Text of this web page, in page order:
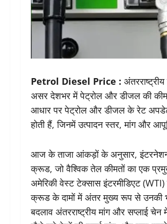
Petrol Diesel Price :
असर देशभर में पेट्रोल और डीजल की
आधार पर पेट्रोल और डीजल के रेट
होती हैं, जिनमें उत्पादन स्तर, मांग और
आज के ताजा आंकड़ों के अनुसार,
क्रूड, जो वैश्विक तेल कीमतों का एक
अमेरिकी वेस्ट टेक्सास इंटरमीडिएट
क्रूड के दामों में अंतर मुख्य रूप से उनकी
बदलाव अंतरराष्ट्रीय मांग और सप्लाई